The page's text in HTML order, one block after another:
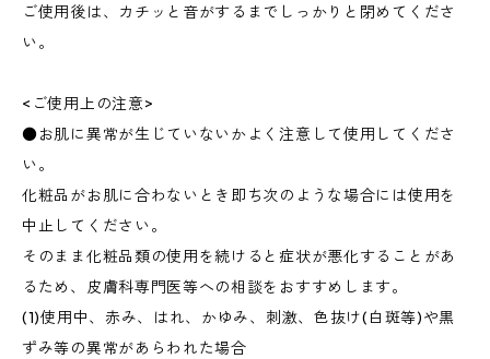
ご使用後は、カチッと音がするまでしっかりと閉めてくださ
い。
<ご使用上の注意>
●お肌に異常が生じていないかよく注意して使用してくださ
い。
化粧品がお肌に合わないとき即ち次のような場合には使用を
中止してください。
そのまま化粧品類の使用を続けると症状が悪化することがあ
るため、皮膚科専門医等への相談をおすすめします。
(1)使用中、赤み、はれ、かゆみ、刺激、色抜け(白斑等)や黒
ずみ等の異常があらわれた場合